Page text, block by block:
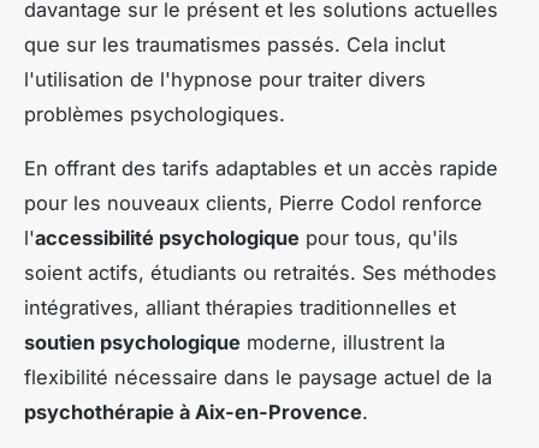
davantage sur le présent et les solutions actuelles
que sur les traumatismes passés. Cela inclut
l'utilisation de l'hypnose pour traiter divers
problèmes psychologiques.
En offrant des tarifs adaptables et un accès rapide
pour les nouveaux clients, Pierre Codol renforce
l'accessibilité psychologique pour tous, qu'ils
soient actifs, étudiants ou retraités. Ses méthodes
intégratives, alliant thérapies traditionnelles et
soutien psychologique moderne, illustrent la
flexibilité nécessaire dans le paysage actuel de la
psychothérapie à Aix-en-Provence.